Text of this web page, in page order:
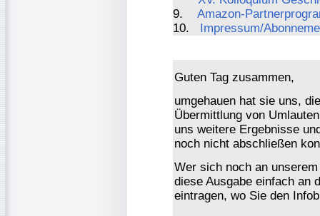
9. Amazon-
10. Impressum/
Guten Tag zusammen,
umgehauen hat sie uns,
Übermittlung von
uns weitere Ergebnisse
noch nicht abschließen
Wer sich noch an
diese Ausgabe einfach an
eintragen, wo Sie den